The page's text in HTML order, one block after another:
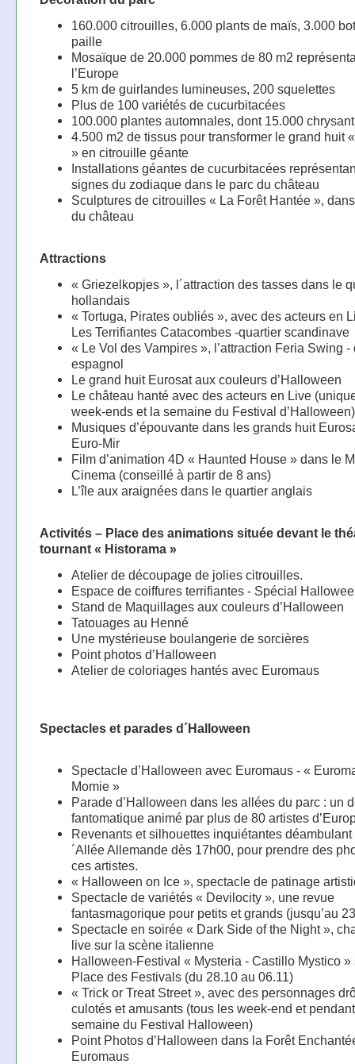
160.000 citrouilles, 6.000 plants de maïs, 3.000
paille
Mosaïque de 20.000 pommes de 80 m2
l’Europe
5 km de guirlandes lumineuses, 200 squelettes
Plus de 100 variétés de cucurbitacées
100.000 plantes automnales, dont 15.000
4.500 m2 de tissus pour transformer le grand huit
» en citrouille géante
Installations géantes de cucurbitacées
signes du zodiaque dans le parc du château
Sculptures de citrouilles « La Forêt Hantée »,
du château
Attractions
« Griezelkopjes », l´attraction des tasses dans le
hollandais
« Tortuga, Pirates oubliés », avec des acteurs en
Les Terrifiantes Catacombes -quartier scandinave
« Le Vol des Vampires », l’attraction Feria Swing -
espagnol
Le grand huit Eurosat aux couleurs d’Halloween
Le château hanté avec des acteurs en Live
week-ends et la semaine du Festival d’Halloween)
Musiques d’épouvante dans les grands huit
Euro-Mir
Film d’animation 4D « Haunted House » dans le
Cinema (conseillé à partir de 8 ans)
L’île aux araignées dans le quartier anglais
Activités – Place des animations située devant le
tournant « Historama »
Atelier de découpage de jolies citrouilles.
Espace de coiffures terrifiantes - Spécial
Stand de Maquillages aux couleurs d’Halloween
Tatouages au Henné
Une mystérieuse boulangerie de sorcières
Point photos d’Halloween
Atelier de coloriages hantés avec Euromaus
Spectacles et parades d´Halloween
Spectacle d’Halloween avec Euromaus - «
Momie »
Parade d’Halloween dans les allées du parc : un
fantomatique animé par plus de 80 artistes
Revenants et silhouettes inquiétantes déambulant
´Allée Allemande dès 17h00, pour prendre des
ces artistes.
« Halloween on Ice », spectacle de patinage
Spectacle de variétés « Devilocity », une revue
fantasmagorique pour petits et grands (jusqu’au
Spectacle en soirée « Dark Side of the Night »,
live sur la scène italienne
Halloween-Festival « Mysteria - Castillo Mystico »
Place des Festivals (du 28.10 au 06.11)
« Trick or Treat Street », avec des personnages
culotés et amusants (tous les week-end et
semaine du Festival Halloween)
Point Photos d’Halloween dans la Forêt
Euromaus